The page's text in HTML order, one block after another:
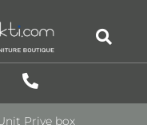
Prive box